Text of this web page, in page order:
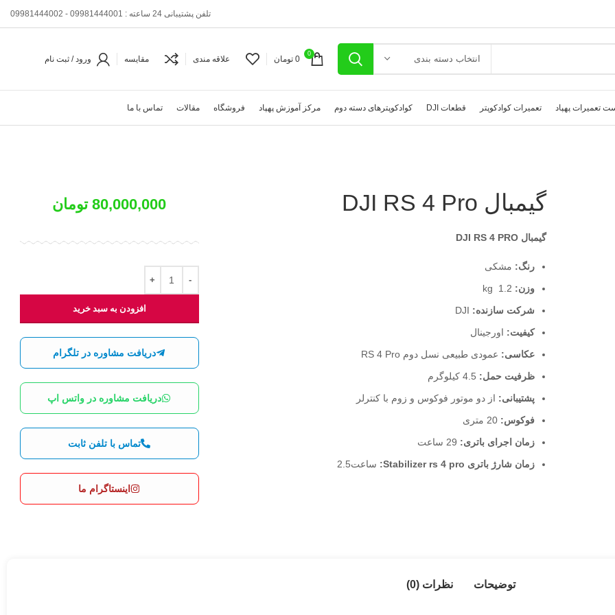
تلفن پشتیبانی 24 ساعته : 09981444001 - 09981444002
انتخاب دسته بندی 0
0 تومان علاقه مندی مقایسه ورود / ثبت نام
تعمیرات پهپاد تعمیرات کوادکوپتر قطعات DJI کوادکوپترهای دسته دوم مرکز آموزش پهپاد فروشگاه مقالات تماس با ما
گیمبال DJI RS 4 Pro
گیمبال DJI RS 4 PRO
رنگ: مشکی
وزن:
شرکت سازنده:
کیفیت: اورجینال
عکاسی: عمودی طبیعی نسل دوم RS 4 Pro
ظرفیت حمل:
پشتیبانی: از دو موتور فوکوس و زوم با کنترلر
فوکوس: 20 متری
زمان اجرای باتری:
زمان شارژ باتری Stabilizer rs 4 pro:
ساعت2.5
80,000,000 تومان
افزودن به سبد خرید
دریافت مشاوره در تلگرام
دریافت مشاوره در واتس اپ
تماس با تلفن ثابت
اینستاگرام ما
توضیحات نظرات (0)